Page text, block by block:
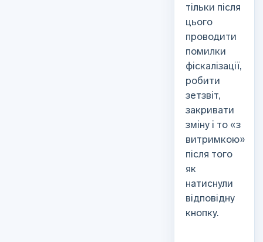
тільки після
цього
проводити
помилки
фіскалізації,
робити
зетзвіт,
закривати
зміну і то «з
витримкою»
після того
як
натиснули
відповідну
кнопку.